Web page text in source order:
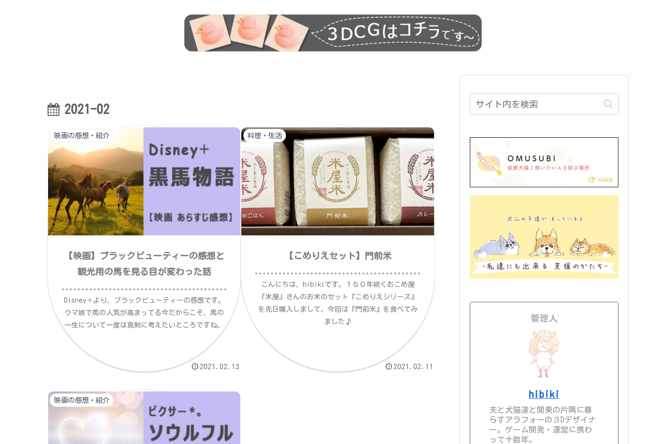
2021-02
映画の感想・紹介
【映画】ブラックビューティーの感想と
観光用の馬を見る目が変わった話
Disney＋より、ブラックビューティーの感想です。
ウマ娘で馬の人気が高まってる今だからこそ、馬の
一生について一度は真剣に考えたいところですね。
2021.02.13
料理・生活
【こめりえセット】門前米
こんにちは、hibikiです。１５０年続くおこめ屋
『米屋』さんのお米のセット『こめりえシリーズ』
を先日購入しまして、今回は『門前米』を食べてみ
ました♪
2021.02.11
映画の感想・紹介
管理人
hibiki
夫と犬猫達と関東の片隅に暮
らすアラフォーの３Dデザイナ
ー。ゲーム開発・運営に携わ
って十数年。